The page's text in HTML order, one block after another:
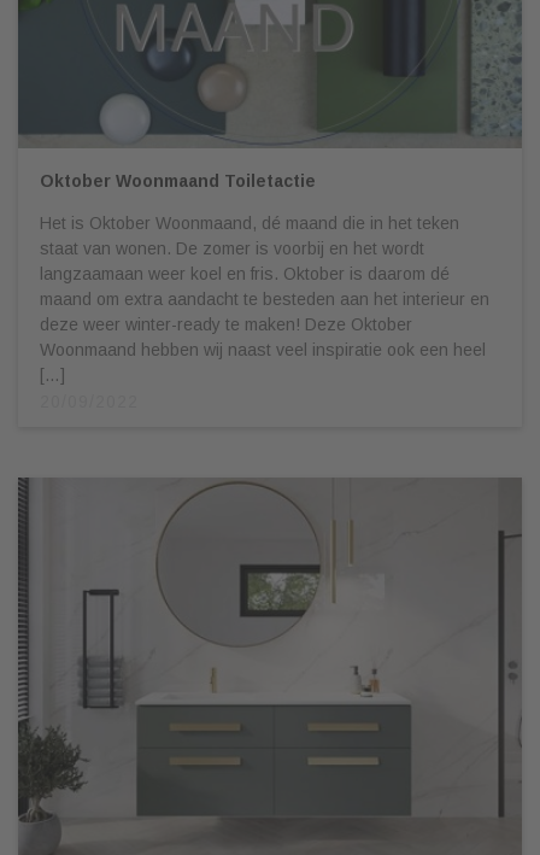
Oktober Woonmaand Toiletactie
Het is Oktober Woonmaand, dé maand die in het teken
staat van wonen. De zomer is voorbij en het wordt
langzaamaan weer koel en fris. Oktober is daarom dé
maand om extra aandacht te besteden aan het interieur en
deze weer winter-ready te maken! Deze Oktober
Woonmaand hebben wij naast veel inspiratie ook een heel
[…]